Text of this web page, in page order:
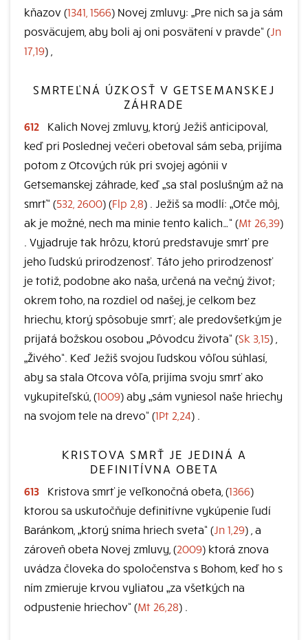
kňazov (1341, 1566) Novej zmluvy: „Pre nich sa ja sám
posväcujem, aby boli aj oni posvätení v pravde“ ( Jn
17,19) ,
SMRTEĽNÁ ÚZKOSŤ V GETSEMANSKEJ
ZÁHRADE
612
Kalich Novej zmluvy, ktorý Ježiš anticipoval,
keď pri Poslednej večeri obetoval sám seba, prijíma
potom z Otcových rúk pri svojej agónii v
Getsemanskej záhrade, keď „sa stal poslušným až na
smrť“ (532, 2600) (Flp 2,8) . Ježiš sa modlí: „Otče môj,
ak je možné, nech ma minie tento kalich…“ (Mt 26,39)
. Vyjadruje tak hrôzu, ktorú predstavuje smrť pre
jeho ľudskú prirodzenosť. Táto jeho prirodzenosť
je totiž, podobne ako naša, určená na večný život;
okrem toho, na rozdiel od našej, je celkom bez
hriechu, ktorý spôsobuje smrť; ale predovšetkým je
prijatá božskou osobou „Pôvodcu života“ (Sk 3,15) ,
„Živého“. Keď Ježiš svojou ľudskou vôľou súhlasí,
aby sa stala Otcova vôľa, prijíma svoju smrť ako
vykupiteľskú, (1009) aby „sám vyniesol naše hriechy
na svojom tele na drevo“ (1Pt 2,24) .
KRISTOVA SMRŤ JE JEDINÁ A
DEFINITÍVNA OBETA
613 Kristova smrť je veľkonočná obeta, (1366)
ktorou sa uskutočňuje definitívne vykúpenie ľudí
Baránkom, „ktorý sníma hriech sveta“ ( Jn 1,29) , a
zároveň obeta Novej zmluvy, (2009) ktorá znova
uvádza človeka do spoločenstva s Bohom, keď ho s
ním zmieruje krvou vyliatou „za všetkých na
odpustenie hriechov“ (Mt 26,28) .